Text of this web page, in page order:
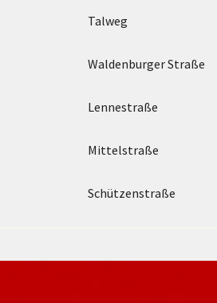
Talweg
Waldenburger Straße
Lennestraße
Mittelstraße
Schützenstraße